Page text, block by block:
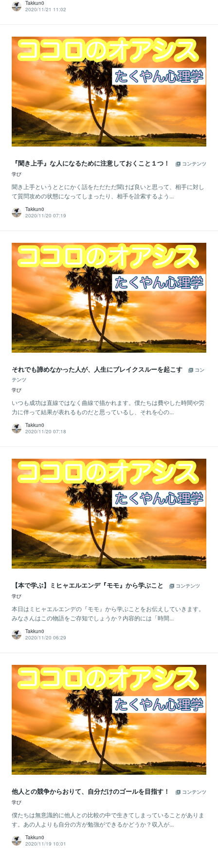
Takkun0
2020/11/21 11:02
『聞き上手』な人になるために注意しておくこと１つ！
コンテンツ
学び
聞き上手というととにかく話をただただ聞けば良いと思って、相手に対し
て質問攻めの状態になってしまったり、相手を詮索するよう...
Takkun0
2020/11/20 07:19
それでも諦めなかった人が、人生にブレイクスルーを起こす
コン
テンツ
学び
いつも成功は直線ではなく曲線で描かれます。僕たちは費やした時間や労
力に伴って結果が表れるものだと思っているし、それを心の...
Takkun0
2020/11/20 07:18
【本で学ぶ】ミヒャエルエンデ『モモ』から学ぶこと
コンテンツ
学び
本日はミヒャエルエンデの『モモ』から学ぶことをお伝えしていきます。
みなさんはこの物語をご存知でしょうか？内容的には「時間...
Takkun0
2020/11/20 06:29
他人との競争からおりて、自分だけのゴールを目指す！
コンテンツ
学び
僕たちは無意識的に他人との比較の中で生きてしまっていることがありま
す。あの人よりも自分の方が勉強ができるかどうか？収入が...
Takkun0
2020/11/19 10:01